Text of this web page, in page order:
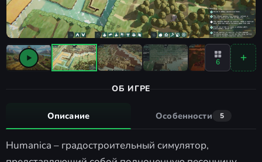
6
ОБ ИГРЕ
Описание Особенности 5
Humanica – градостроительный симулятор,